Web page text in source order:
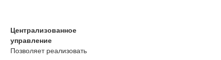
Централизованное
управление
Позволяет реализовать